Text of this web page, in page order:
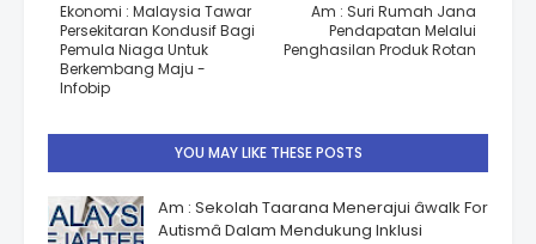
Am : Suri Rumah Jana
Pendapatan Melalui
Penghasilan Produk Rotan
Ekonomi : Malaysia Tawar
Persekitaran Kondusif Bagi
Pemula Niaga Untuk
Berkembang Maju -
Infobip
YOU MAY LIKE THESE POSTS
Am : Sekolah Taarana Menerajui âwalk For
Autismâ Dalam Mendukung Inklusi